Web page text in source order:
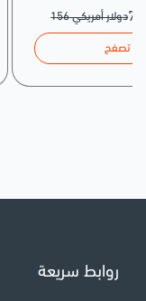
156 دولار أمريكي
تصفح
روابط سريعة